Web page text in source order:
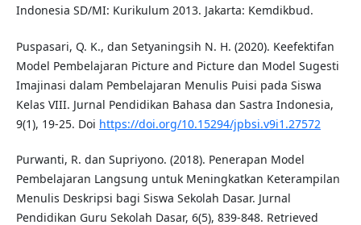
Indonesia SD/MI: Kurikulum 2013. Jakarta: Kemdikbud.
Puspasari, Q. K., dan Setyaningsih N. H. (2020). Keefektifan
Model Pembelajaran Picture and Picture dan Model Sugesti
Imajinasi dalam Pembelajaran Menulis Puisi pada Siswa
Kelas VIII. Jurnal Pendidikan Bahasa dan Sastra Indonesia,
9(1), 19-25. Doi https://doi.org/10.15294/jpbsi.v9i1.27572
Purwanti, R. dan Supriyono. (2018). Penerapan Model
Pembelajaran Langsung untuk Meningkatkan Keterampilan
Menulis Deskripsi bagi Siswa Sekolah Dasar. Jurnal
Pendidikan Guru Sekolah Dasar, 6(5), 839-848. Retrieved